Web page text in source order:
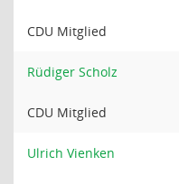
CDU Mitglied
Rüdiger Scholz
CDU Mitglied
Ulrich Vienken